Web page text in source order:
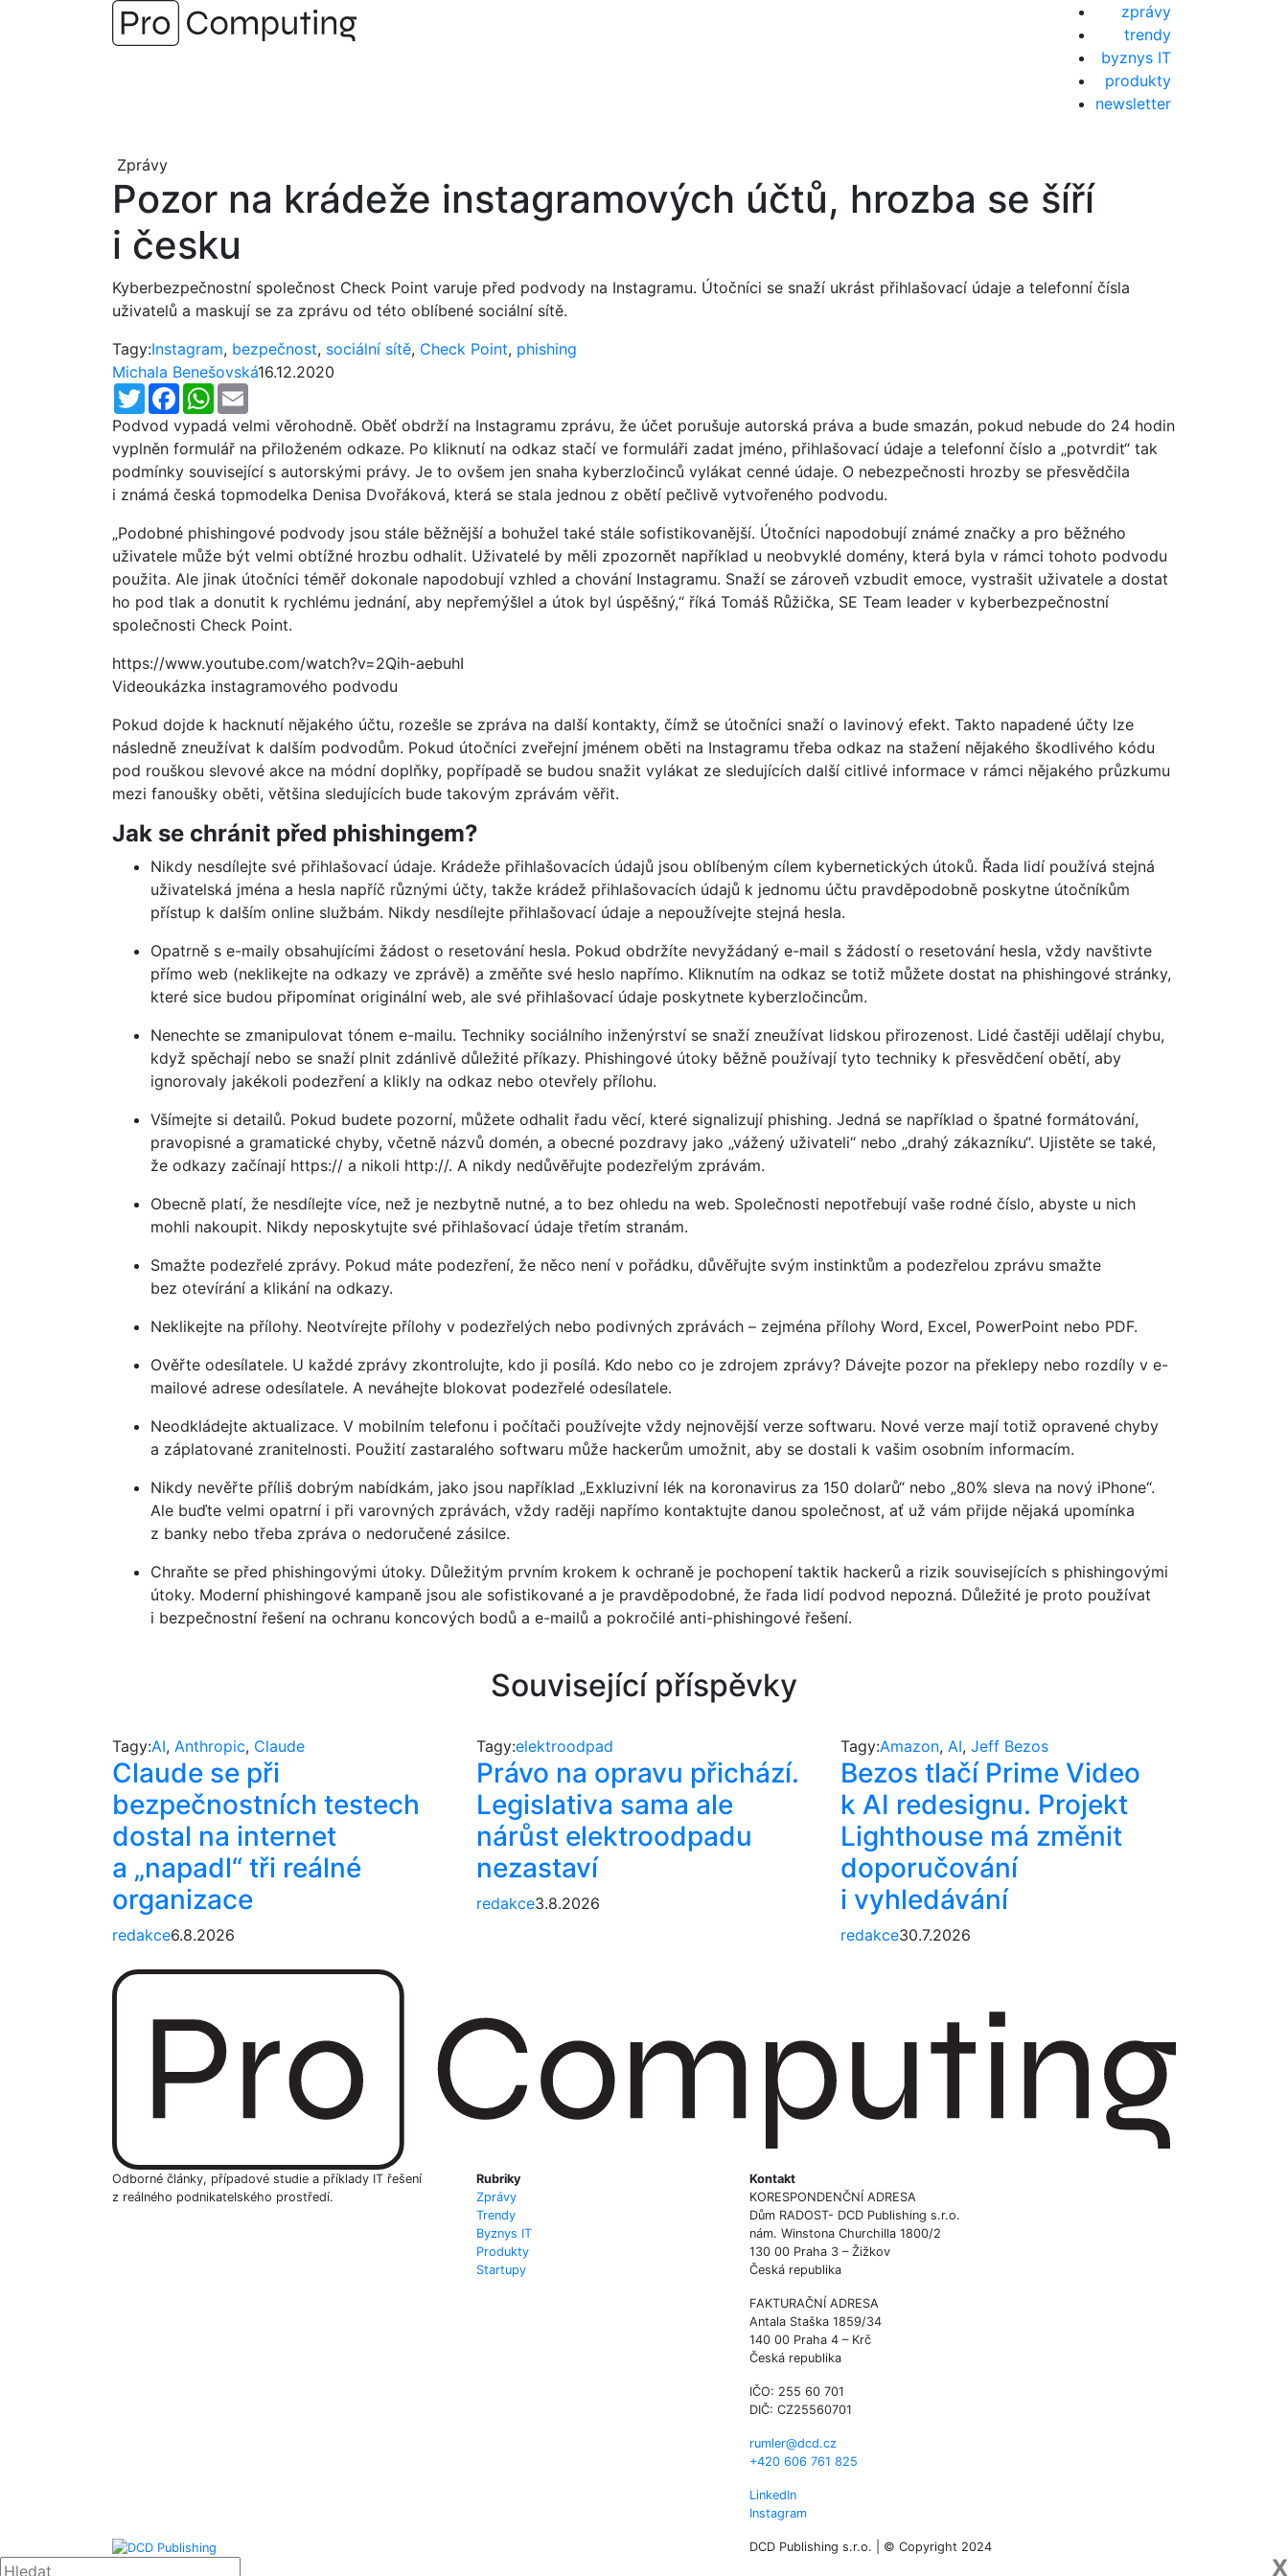
zprávy
trendy
byznys IT
produkty
newsletter
Zprávy
Pozor na krádeže instagramových účtů, hrozba se šíří
i česku
Kyberbezpečnostní společnost Check Point varuje před podvody na Instagramu. Útočníci se snaží ukrást přihlašovací údaje a telefonní čísla
uživatelů a maskují se za zprávu od této oblíbené sociální sítě.
Tagy:Instagram, bezpečnost, sociální sítě, Check Point, phishing
Michala Benešovská16.12.2020
TwitterFacebookWhatsApp
Podvod vypadá velmi věrohodně. Oběť obdrží na Instagramu zprávu, že účet porušuje autorská práva a bude smazán, pokud nebude do 24 hodin
vyplněn formulář na přiloženém odkaze. Po kliknutí na odkaz stačí ve formuláři zadat jméno, přihlašovací údaje a telefonní číslo a „potvrdit“ tak
podmínky související s autorskými právy. Je to ovšem jen snaha kyberzločinců vylákat cenné údaje. O nebezpečnosti hrozby se přesvědčila
i známá česká topmodelka Denisa Dvořáková, která se stala jednou z obětí pečlivě vytvořeného podvodu.
„Podobné phishingové podvody jsou stále běžnější a bohužel také stále sofistikovanější. Útočníci napodobují známé značky a pro běžného
uživatele může být velmi obtížné hrozbu odhalit. Uživatelé by měli zpozornět například u neobvyklé domény, která byla v rámci tohoto podvodu
použita. Ale jinak útočníci téměř dokonale napodobují vzhled a chování Instagramu. Snaží se zároveň vzbudit emoce, vystrašit uživatele a dostat
ho pod tlak a donutit k rychlému jednání, aby nepřemýšlel a útok byl úspěšný,“ říká Tomáš Růžička, SE Team leader v kyberbezpečnostní
společnosti Check Point.
https://www.youtube.com/watch?v=2Qih-aebuhI
Videoukázka instagramového podvodu
Pokud dojde k hacknutí nějakého účtu, rozešle se zpráva na další kontakty, čímž se útočníci snaží o lavinový efekt. Takto napadené účty lze
následně zneužívat k dalším podvodům. Pokud útočníci zveřejní jménem oběti na Instagramu třeba odkaz na stažení nějakého škodlivého kódu
pod rouškou slevové akce na módní doplňky, popřípadě se budou snažit vylákat ze sledujících další citlivé informace v rámci nějakého průzkumu
mezi fanoušky oběti, většina sledujících bude takovým zprávám věřit.
Jak se chránit před phishingem?
Nikdy nesdílejte své přihlašovací údaje. Krádeže přihlašovacích údajů jsou oblíbeným cílem kybernetických útoků. Řada lidí používá stejná
uživatelská jména a hesla napříč různými účty, takže krádež přihlašovacích údajů k jednomu účtu pravděpodobně poskytne útočníkům
přístup k dalším online službám. Nikdy nesdílejte přihlašovací údaje a nepoužívejte stejná hesla.
Opatrně s e-maily obsahujícími žádost o resetování hesla. Pokud obdržíte nevyžádaný e-mail s žádostí o resetování hesla, vždy navštivte
přímo web (neklikejte na odkazy ve zprávě) a změňte své heslo napřímo. Kliknutím na odkaz se totiž můžete dostat na phishingové stránky,
které sice budou připomínat originální web, ale své přihlašovací údaje poskytnete kyberzločincům.
Nenechte se zmanipulovat tónem e-mailu. Techniky sociálního inženýrství se snaží zneužívat lidskou přirozenost. Lidé častěji udělají chybu,
když spěchají nebo se snaží plnit zdánlivě důležité příkazy. Phishingové útoky běžně používají tyto techniky k přesvědčení obětí, aby
ignorovaly jakékoli podezření a klikly na odkaz nebo otevřely přílohu.
Všímejte si detailů. Pokud budete pozorní, můžete odhalit řadu věcí, které signalizují phishing. Jedná se například o špatné formátování,
pravopisné a gramatické chyby, včetně názvů domén, a obecné pozdravy jako „vážený uživateli“ nebo „drahý zákazníku“. Ujistěte se také,
že odkazy začínají https:// a nikoli http://. A nikdy nedůvěřujte podezřelým zprávám.
Obecně platí, že nesdílejte více, než je nezbytně nutné, a to bez ohledu na web. Společnosti nepotřebují vaše rodné číslo, abyste u nich
mohli nakoupit. Nikdy neposkytujte své přihlašovací údaje třetím stranám.
Smažte podezřelé zprávy. Pokud máte podezření, že něco není v pořádku, důvěřujte svým instinktům a podezřelou zprávu smažte
bez otevírání a klikání na odkazy.
Neklikejte na přílohy. Neotvírejte přílohy v podezřelých nebo podivných zprávách – zejména přílohy Word, Excel, PowerPoint nebo PDF.
Ověřte odesílatele. U každé zprávy zkontrolujte, kdo ji posílá. Kdo nebo co je zdrojem zprávy? Dávejte pozor na překlepy nebo rozdíly v e-
mailové adrese odesílatele. A neváhejte blokovat podezřelé odesílatele.
Neodkládejte aktualizace. V mobilním telefonu i počítači používejte vždy nejnovější verze softwaru. Nové verze mají totiž opravené chyby
a záplatované zranitelnosti. Použití zastaralého softwaru může hackerům umožnit, aby se dostali k vašim osobním informacím.
Nikdy nevěřte příliš dobrým nabídkám, jako jsou například „Exkluzivní lék na koronavirus za 150 dolarů“ nebo „80% sleva na nový iPhone“.
Ale buďte velmi opatrní i při varovných zprávách, vždy raději napřímo kontaktujte danou společnost, ať už vám přijde nějaká upomínka
z banky nebo třeba zpráva o nedoručené zásilce.
Chraňte se před phishingovými útoky. Důležitým prvním krokem k ochraně je pochopení taktik hackerů a rizik souvisejících s phishingovými
útoky. Moderní phishingové kampaně jsou ale sofistikované a je pravděpodobné, že řada lidí podvod nepozná. Důležité je proto používat
i bezpečnostní řešení na ochranu koncových bodů a e-mailů a pokročilé anti-phishingové řešení.
Související příspěvky
Tagy:AI, Anthropic, Claude
Claude se při
bezpečnostních testech
dostal na internet
a „napadl“ tři reálné
organizace
redakce6.8.2026
Tagy:elektroodpad
Právo na opravu přichází.
Legislativa sama ale
nárůst elektroodpadu
nezastaví
redakce3.8.2026
Tagy:Amazon, AI, Jeff Bezos
Bezos tlačí Prime Video
k AI redesignu. Projekt
Lighthouse má změnit
doporučování
i vyhledávání
redakce30.7.2026
Odborné články, případové studie a příklady IT řešení
z reálného podnikatelského prostředí.
Rubriky
Zprávy
Trendy
Byznys IT
Produkty
Startupy
Kontakt
KORESPONDENČNÍ ADRESA
Dům RADOST- DCD Publishing s.r.o.
nám. Winstona Churchilla 1800/2
130 00 Praha 3 – Žižkov
Česká republika
FAKTURAČNÍ ADRESA
Antala Staška 1859/34
140 00 Praha 4 – Krč
Česká republika
IČO: 255 60 701
DIČ: CZ25560701
rumler@dcd.cz
+420 606 761 825
LinkedIn
Instagram
DCD Publishing s.r.o. | © Copyright 2024
X